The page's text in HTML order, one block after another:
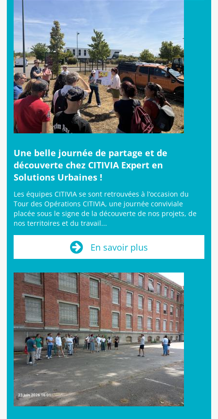
Une belle journée de partage et de
découverte chez CITIVIA Expert en
Solutions Urbaines !
Les équipes CITIVIA se sont retrouvées à l’occasion du
Tour des Opérations CITIVIA, une journée conviviale
placée sous le signe de la découverte de nos projets, de
nos territoires et du travail...
En savoir plus